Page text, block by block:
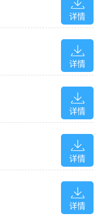
的用户密码。
要的空间比安全性软件
法。
的用户密码。
户组，黑客或任何需要
详情
详情
详情
详情
详情